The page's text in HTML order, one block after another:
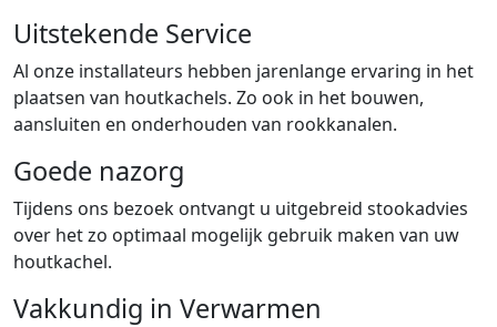
Uitstekende Service
Al onze installateurs hebben jarenlange ervaring in het
plaatsen van houtkachels. Zo ook in het bouwen,
aansluiten en onderhouden van rookkanalen.
Goede nazorg
Tijdens ons bezoek ontvangt u uitgebreid stookadvies
over het zo optimaal mogelijk gebruik maken van uw
houtkachel.
Vakkundig in Verwarmen